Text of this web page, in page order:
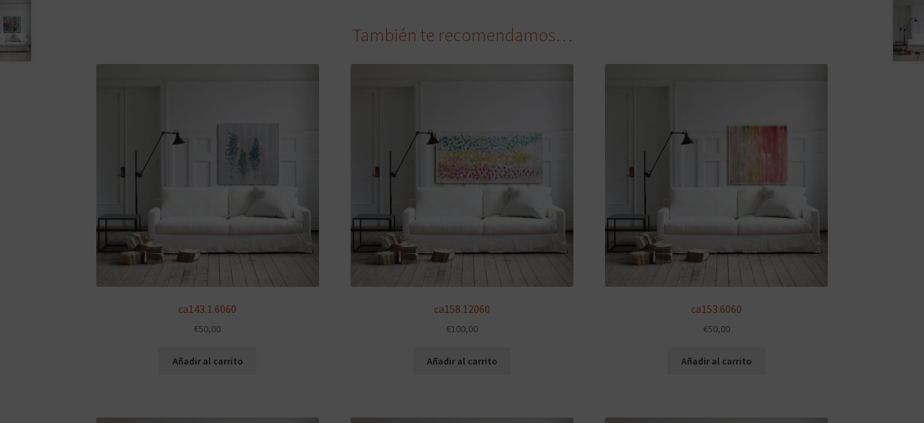
También te recomendamos…
ca143.1.6060
€50,00
Añadir al carrito
ca158.12060
€100,00
Añadir al carrito
ca153.6060
€50,00
Añadir al carrito